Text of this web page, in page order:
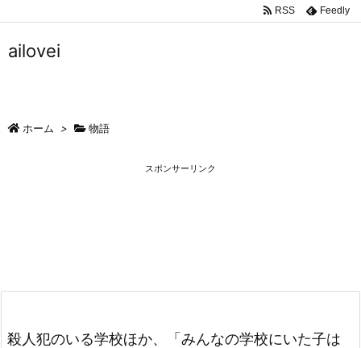
RSS Feedly
ailovei
ホーム > 物語
スポンサーリンク
殺人犯のいる学校ほか、「みんなの学校にいた子は